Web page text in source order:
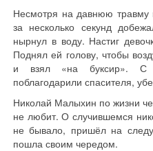
Несмотря на давнюю травму
за несколько секунд
нырнул в воду. Настиг
Поднял ей голову, чтобы
и взял «на буксир». С
поблагодарили спасителя,
Николай Малыхин по жизни
не любит. О случившемся
не бывало, пришёл на
пошла своим чередом.